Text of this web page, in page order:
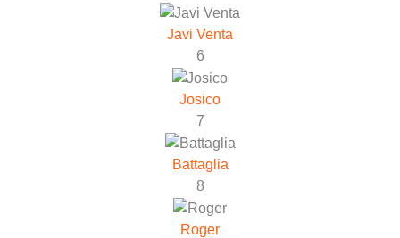
Javi Venta
6
Josico
7
Battaglia
8
Roger